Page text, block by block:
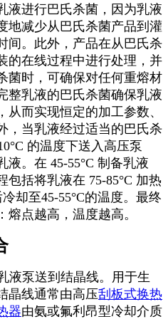
液进行巴氏杀菌，因为乳液
地减少从巴氏杀菌产品到灌
间。此外，产品在从巴氏杀
的在线过程中进行处理，并
菌时，可确保对任何重熔材
整乳液的巴氏杀菌确保乳液
而实现恒定的加工参数、
，当乳液经过适当的巴氏杀
的温度下送入高压泵
。在 45-55°C 制备乳液
包括将乳液在 75-85°C 加热
却至45-55°C的温度。最终
点越高，温度越高。
液泵送到结晶线。用于生
晶线通常由高压刮板式换热
器由氨或氟利昂型冷却介质